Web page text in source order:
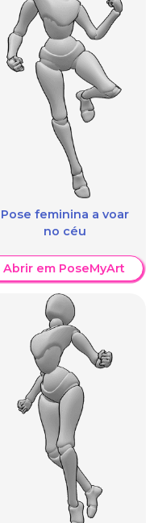
Pose feminina a voar
no céu
Abrir em PoseMyArt